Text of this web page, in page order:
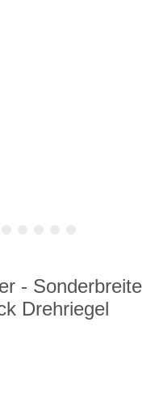
- Sonderbreite
Drehriegel